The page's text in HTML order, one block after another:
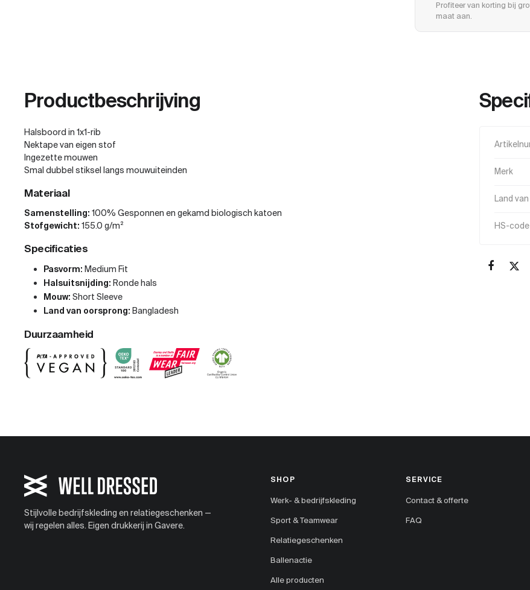
Profiteer van korting bij
maat aan.
Productbeschrijving
Halsboord in 1x1-rib
Nektape van eigen stof
Ingezette mouwen
Smal dubbel stiksel langs mouwuiteinden
Materiaal
Samenstelling: 100% Gesponnen en gekamd biologisch katoen
Stofgewicht: 155.0 g/m²
Specificaties
Pasvorm: Medium Fit
Halsuitsnijding: Ronde hals
Mouw: Short Sleeve
Land van oorsprong: Bangladesh
Duurzaamheid
Merk
Land
HS-code
Stijlvolle bedrijfskleding en relatiegeschenken —
wij regelen alles. Eigen drukkerij in Gavere.
SHOP
Werk- & bedrijfskleding
Sport & Teamwear
Relatiegeschenken
Ballenactie
Alle producten
SERVICE
Contact & offerte
FAQ